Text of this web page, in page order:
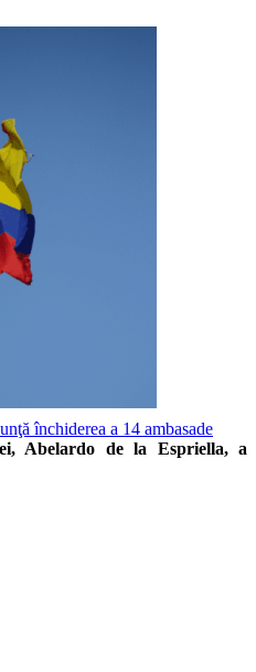
închiderea a 14 ambasade
Abelardo de la Espriella, a